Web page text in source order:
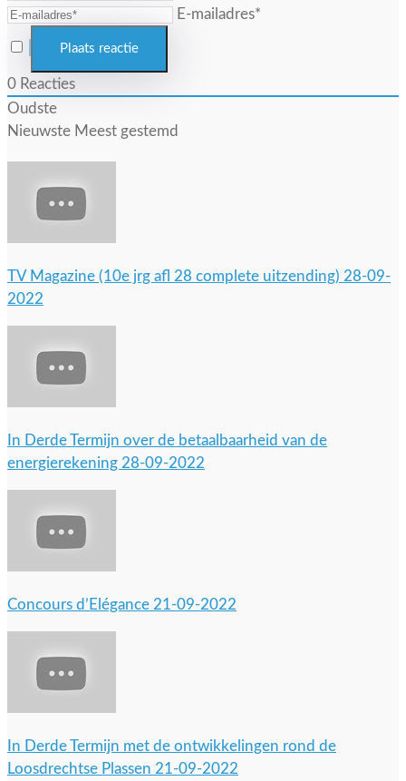
E-mailadres*
0 Reacties
Oudste
Nieuwste Meest gestemd
TV Magazine (10e jrg afl 28 complete uitzending) 28-09-
2022
In Derde Termijn over de betaalbaarheid van de
energierekening 28-09-2022
Concours d’Elégance 21-09-2022
In Derde Termijn met de ontwikkelingen rond de
Loosdrechtse Plassen 21-09-2022